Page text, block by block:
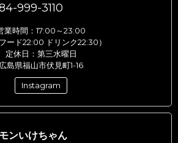
999-3110
業時間：17:00～23:00
フード22:00 ドリンク22:30）
定休日：第三水曜日
広島県福山市伏見町1-16
Instagram
ンいけちゃん